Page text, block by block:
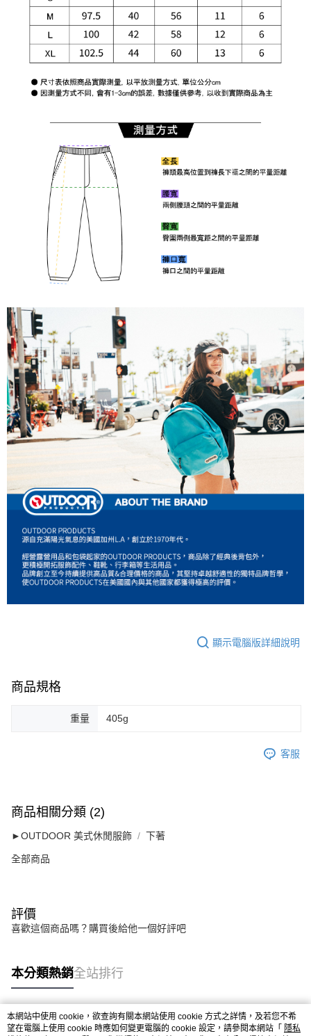
顯示電腦版詳細說明
商品規格
重量 405g
客服
商品相關分類 (2)
►OUTDOOR 美式休閒服飾 下著
全部商品
評價
喜歡這個商品嗎？購買後給他一個好評吧
本分類熱銷全站排行
熱門標籤
本網站中使用 cookie，欲查詢有關本網站使用 cookie 方式之詳情，及若您不希
望在電腦上使用 cookie 時應如何變更電腦的 cookie 設定，請參閱本網站「 隱私